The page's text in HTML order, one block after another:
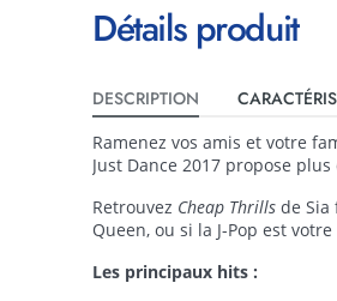
Détails produit
DESCRIPTION
Ramenez vos amis et votre
Just Dance 2017 propose
Retrouvez Cheap Thrills de Sia
Queen, ou si la J-Pop est
Les principaux hits :